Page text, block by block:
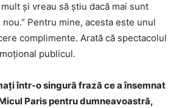
și vreau să știu dacă mai sunt
Pentru mine, acesta este unul
complimente. Arată că spectacolul
publicul.
într-o singură frază ce a însemnat
Paris pentru dumneavoastră,